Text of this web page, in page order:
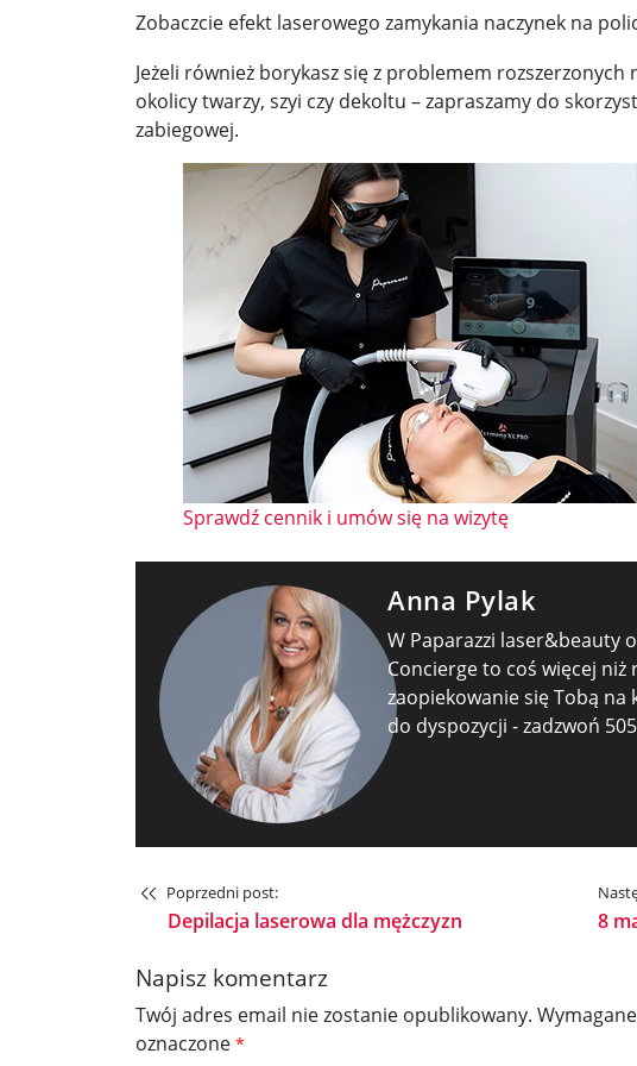
Zobaczcie efekt laserowego zamykania naczynek na
Jeżeli również borykasz się z problemem
okolicy twarzy, szyi czy dekoltu – zapraszamy do
zabiegowej.
Sprawdź cennik i umów się na wizytę
Anna Pylak
W Paparazzi laser&beauty
Concierge to coś więcej
zaopiekowanie się Tobą na
do dyspozycji - zadzwoń
Poprzedni post:
Depilacja laserowa dla mężczyzn 8
Napisz komentarz
Twój adres email nie zostanie opublikowany.
oznaczone *